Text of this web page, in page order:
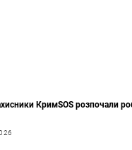
КримSOS розпочали